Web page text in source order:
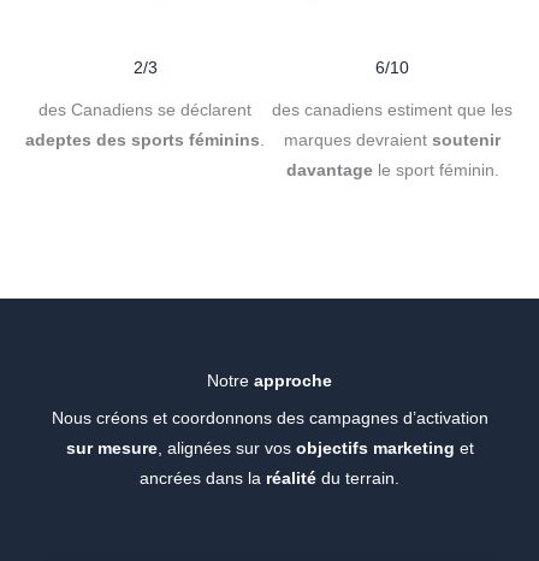
2/3
des Canadiens se déclarent
adeptes des sports féminins
6/10
des canadiens estiment que les
marques devraient soutenir
davantagele sport féminin.
Notre approche
Nous créons et coordonnons des campagnes d’activation
sur mesure, alignées sur vos objectifs marketing et
ancrées dans la réalité du terrain.